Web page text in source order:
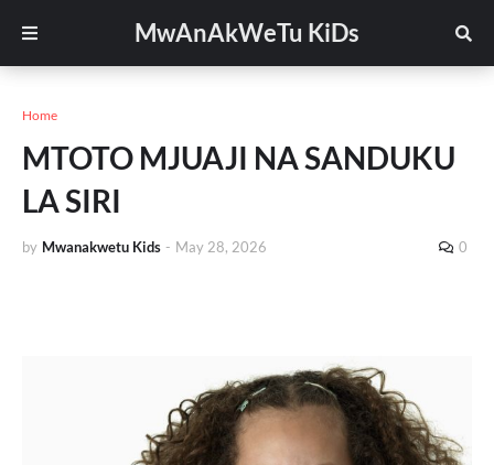
MwAnAkWeTu KiDs
Home
MTOTO MJUAJI NA SANDUKU
LA SIRI
by Mwanakwetu Kids - May 28, 2026 0